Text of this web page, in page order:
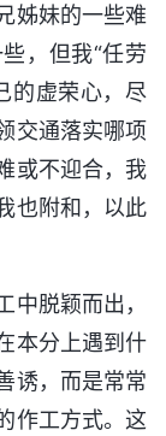
姊妹的一些难
，但我“任劳
的虚荣心，尽
交通落实哪项
或不迎合，我
也附和，以此
中脱颖而出，
本分上遇到什
诱，而是常常
作工方式。这